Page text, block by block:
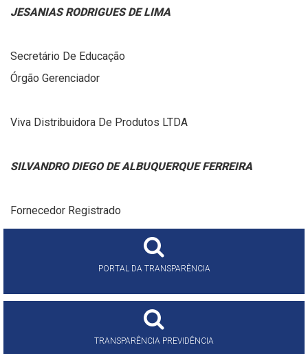
JESANIAS RODRIGUES DE LIMA
Secretário De Educação
Órgão Gerenciador
Viva Distribuidora De Produtos LTDA
SILVANDRO DIEGO DE ALBUQUERQUE FERREIRA
Fornecedor Registrado
PORTAL DA TRANSPARÊNCIA
TRANSPARÊNCIA PREVIDÊNCIA